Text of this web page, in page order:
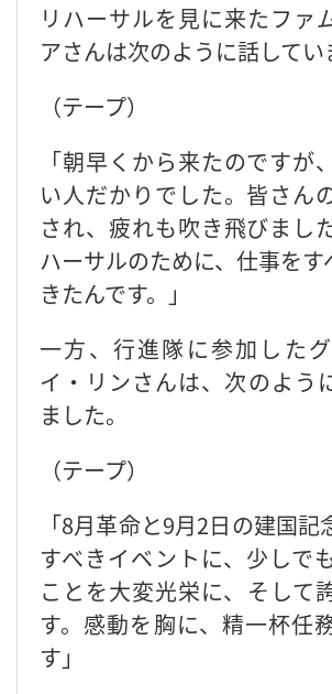
リハーサルを見に来たファ
アさんは次のように話してい
（テープ）
「朝早くから来たのですが
い人だかりでした。皆さん
され、疲れも吹き飛びまし
ハーサルのために、仕事をす
きたんです。」
一方、行進隊に参加した
イ・リンさんは、次のよう
ました。
（テープ）
「8月革命と9月2日の建国
すべきイベントに、少しで
ことを大変光栄に、そして
す。感動を胸に、精一杯任
す」